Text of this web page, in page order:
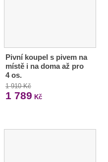
Pivní koupel s pivem na
místě i na doma až pro
4 os.
1 910 Kč
1 789 Kč